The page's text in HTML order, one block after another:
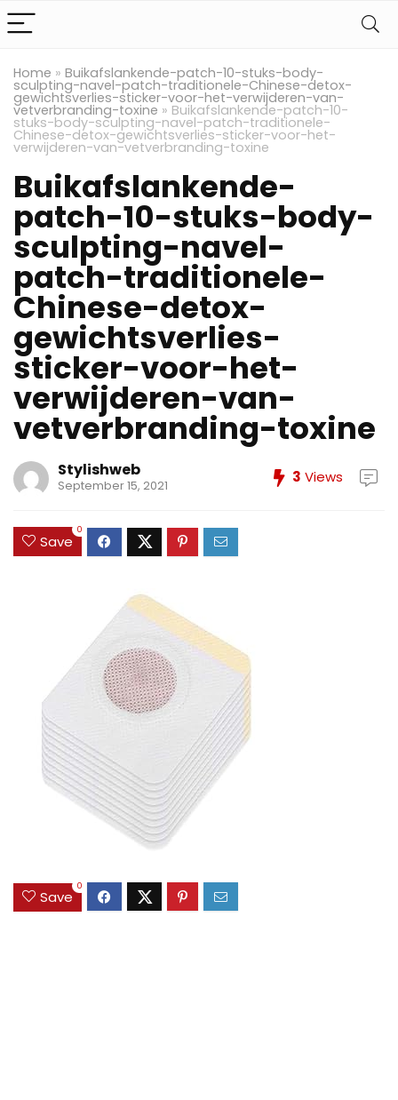
Home » Buikafslankende-patch-10-stuks-body-
sculpting-navel-patch-traditionele-Chinese-detox-
gewichtsverlies-sticker-voor-het-verwijderen-van-
vetverbranding-toxine » Buikafslankende-patch-10-
stuks-body-sculpting-navel-patch-traditionele-
Chinese-detox-gewichtsverlies-sticker-voor-het-
verwijderen-van-vetverbranding-toxine
Buikafslankende-
patch-10-stuks-body-
sculpting-navel-
patch-traditionele-
Chinese-detox-
gewichtsverlies-
sticker-voor-het-
verwijderen-van-
vetverbranding-toxine
Stylishweb
September 15, 2021 3 Views
Save
0
Save
0